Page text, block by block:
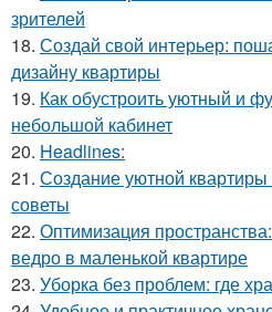
зрителей
18. Создай свой интерьер:
дизайну квартиры
19. Как обустроить уютный и
небольшой кабинет
20. Headlines:
21. Создание уютной
советы
22. Оптимизация
ведро в маленькой квартире
23. Уборка без проблем: где